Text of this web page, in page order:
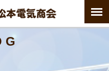
G